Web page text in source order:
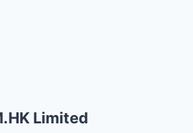
Limited